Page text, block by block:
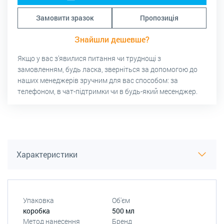
Замовити зразок Пропозиція
Знайшли дешевше?
Якщо у вас з’явилися питання чи труднощі з
замовленням, будь ласка, зверніться за допомогою до
наших менеджерів зручним для вас способом: за
телефоном, в чат-підтримки чи в будь-який месенджер.
Характеристики
Упаковка
коробка
Об'єм
500 мл
Метод нанесення
Бренд